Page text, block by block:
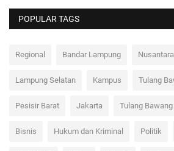
POPULAR TAGS
Regional Bandar Lampung Nusantara
Lampung Selatan Kampus Tulang
Pesisir Barat Jakarta Tulang
Bisnis Hukum dan Kriminal Politik